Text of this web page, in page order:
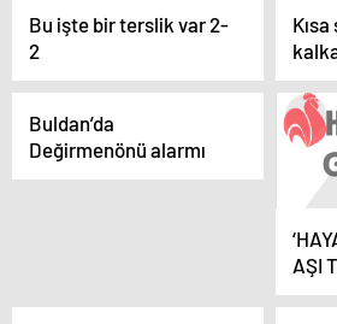
Bu işte bir terslik var 2-
2
Buldan’da
Değirmenönü alarmı
AŞI